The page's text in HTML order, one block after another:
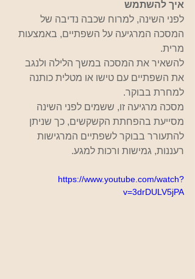
איך להשתמש
לפני השינה, למרוח שכבה נדיבה של
המסכה המרגיעה על השפתיים, באמצעות
מרית.
להשאיר את המסכה במשך הלילה ולנגב
את השפתיים עם טישו או מטלית כותנה
למחרת בבוקר.
מסכה מרגיעה זו, ששמים לפני השינה
מסייעת בהפחתת הקשקשים, כך שניתן
להתעורר בבוקר לשפתיים המרגישות
רעננות, גמישות ורכות למגע.
https://www.youtube.com/watch?
v=3drDULV5jPA